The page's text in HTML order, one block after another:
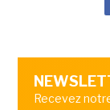
Recevez